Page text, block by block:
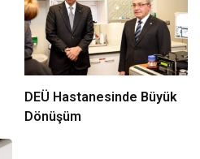
DEÜ Hastanesinde Büyük
Dönüşüm